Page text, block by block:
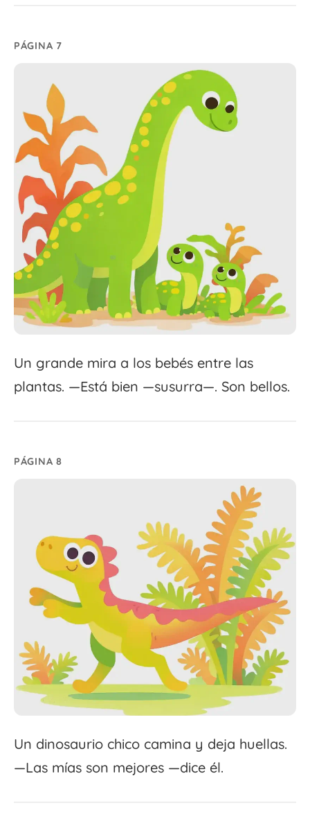
PÁGINA 7
Un grande mira a los bebés entre las
plantas. —Está bien —susurra—. Son bellos.
PÁGINA 8
Un dinosaurio chico camina y deja huellas.
—Las mías son mejores —dice él.